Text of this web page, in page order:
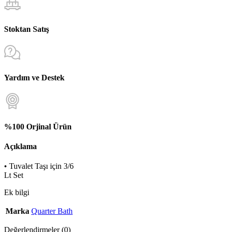
Stoktan Satış
Yardım ve Destek
%100 Orjinal Ürün
Açıklama
• Tuvalet Taşı için 3/6
Lt Set
Ek bilgi
Marka Quarter Bath
Değerlendirmeler (0)